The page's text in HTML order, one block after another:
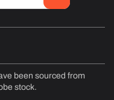
been sourced from
stock.